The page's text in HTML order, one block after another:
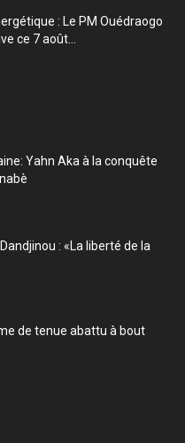
: Le PM Ouédraogo
ce 7 août...
Yahn Aka à la conquête
: «La liberté de la
de tenue abattu à bout